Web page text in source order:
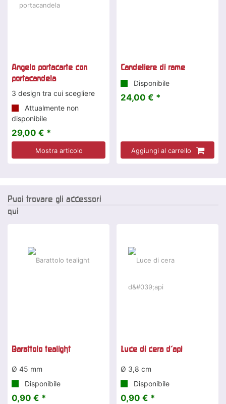
Angelo portacarte con
portacandela
3 design tra cui scegliere
Attualmente non
disponibile
29,00 € *
Mostra articolo
Candeliere di rame
Disponibile
24,00 € *
Aggiungi al carrello
Puoi trovare gli accessori
qui
Barattolo tealight
Ø 45 mm
Disponibile
0,90 € *
Luce di cera d'api
Ø 3,8 cm
Disponibile
0,90 € *